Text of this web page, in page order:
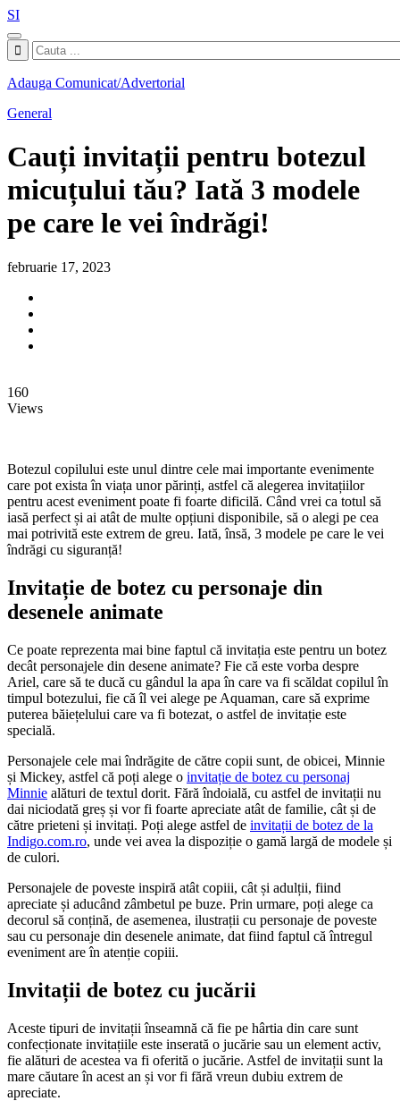
SI
Adauga Comunicat/Advertorial
General
Cauți invitații pentru botezul
micuțului tău? Iată 3 modele
pe care le vei îndrăgi!
februarie 17, 2023
160
Views
Botezul copilului este unul dintre cele mai importante evenimente
care pot exista în viața unor părinți, astfel că alegerea invitațiilor
pentru acest eveniment poate fi foarte dificilă. Când vrei ca totul să
iasă perfect și ai atât de multe opțiuni disponibile, să o alegi pe cea
mai potrivită este extrem de greu. Iată, însă, 3 modele pe care le vei
îndrăgi cu siguranță!
Invitație de botez cu personaje din
desenele animate
Ce poate reprezenta mai bine faptul că invitația este pentru un botez
decât personajele din desene animate? Fie că este vorba despre
Ariel, care să te ducă cu gândul la apa în care va fi scăldat copilul în
timpul botezului, fie că îl vei alege pe Aquaman, care să exprime
puterea băiețelului care va fi botezat, o astfel de invitație este
specială.
Personajele cele mai îndrăgite de către copii sunt, de obicei, Minnie
și Mickey, astfel că poți alege o invitație de botez cu personaj
Minnie alături de textul dorit. Fără îndoială, cu astfel de invitații nu
dai niciodată greș și vor fi foarte apreciate atât de familie, cât și de
către prieteni și invitați. Poți alege astfel de invitații de botez de la
Indigo.com.ro, unde vei avea la dispoziție o gamă largă de modele și
de culori.
Personajele de poveste inspiră atât copiii, cât și adulții, fiind
apreciate și aducând zâmbetul pe buze. Prin urmare, poți alege ca
decorul să conțină, de asemenea, ilustrații cu personaje de poveste
sau cu personaje din desenele animate, dat fiind faptul că întregul
eveniment are în atenție copiii.
Invitații de botez cu jucării
Aceste tipuri de invitații înseamnă că fie pe hârtia din care sunt
confecționate invitațiile este inserată o jucărie sau un element activ,
fie alături de acestea va fi oferită o jucărie. Astfel de invitații sunt la
mare căutare în acest an și vor fi fără vreun dubiu extrem de
apreciate.